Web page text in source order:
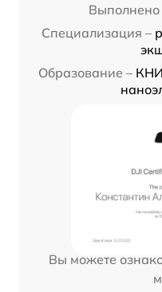
Выполнено
Специализация –
Образование –
Вы можете